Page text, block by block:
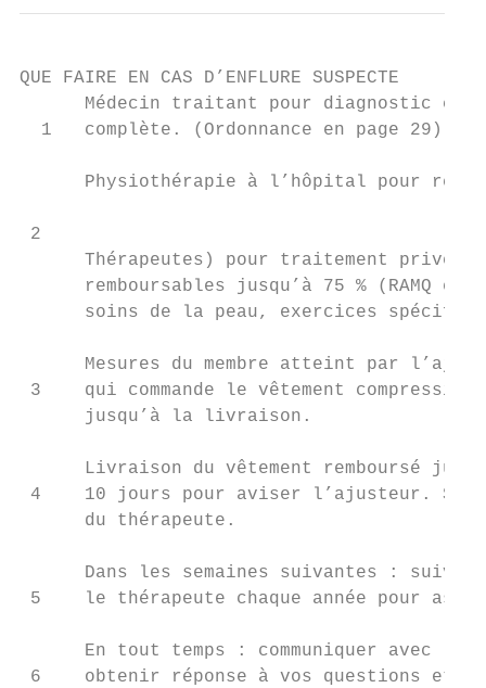
QUE FAIRE EN CAS D’ENFLURE SUSPECTE
Médecin traitant pour diagnostic
  1   complète. (Ordonnance en page 29)
Physiothérapie à l’hôpital pour
2
Thérapeutes) pour traitement privé.
remboursables jusqu’à 75 % (RAMQ en
soins de la peau, exercices
Mesures du membre atteint par
3    qui commande le vêtement compressif.
      jusqu’à la livraison.
Livraison du vêtement remboursé
4    10 jours pour aviser l’ajusteur.
      du thérapeute.
Dans les semaines suivantes : suivi
5    le thérapeute chaque année pour
En tout temps : communiquer avec
6    obtenir réponse à vos questions et